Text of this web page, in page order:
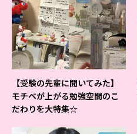
【受験の先輩に聞いてみた】
モチベが上がる勉強空間のこ
だわりを大特集☆